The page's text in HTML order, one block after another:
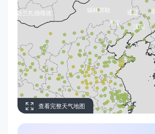
查看完整天气地图